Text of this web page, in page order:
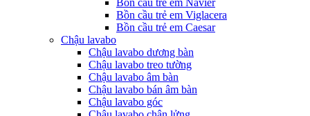
Bồn cầu trẻ em Navier
Bồn cầu trẻ em Viglacera
Bồn cầu trẻ em Caesar
Chậu lavabo
Chậu lavabo dương bàn
Chậu lavabo treo tường
Chậu lavabo âm bàn
Chậu lavabo bán âm bàn
Chậu lavabo góc